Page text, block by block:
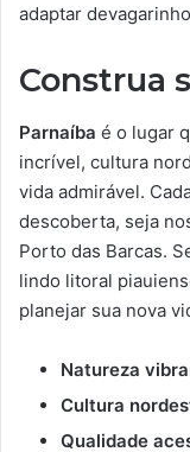
adaptar
Construa
Parnaíba é o lugar
incrível, cultura
vida admirável.
descoberta, seja
Porto das Barcas.
lindo litoral
planejar sua nova
Natureza
Cultura
Qualidade